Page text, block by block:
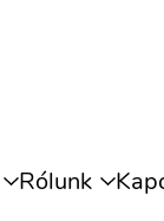
Rólunk